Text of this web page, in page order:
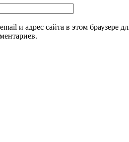
и адрес сайта в этом браузере